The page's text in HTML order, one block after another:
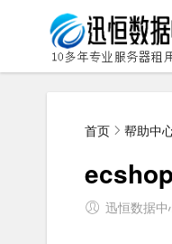
首页 帮助中
迅恒数据中